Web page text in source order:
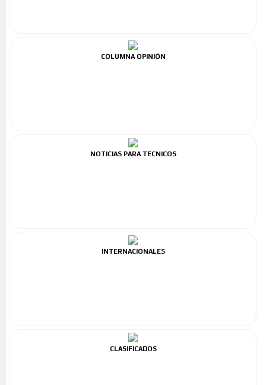
COLUMNA OPINIÓN
NOTICIAS PARA TECNICOS
INTERNACIONALES
CLASIFICADOS